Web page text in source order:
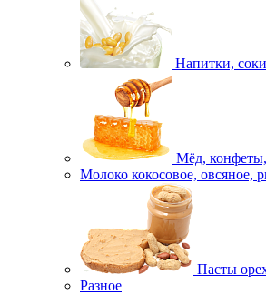
Напитки,
Мёд,
Молоко кокосовое, овсяное,
Пасты
Разное